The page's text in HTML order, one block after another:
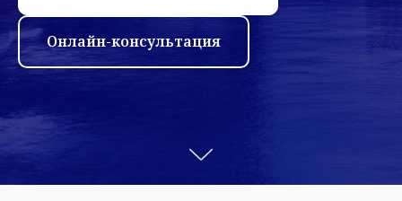
Онлайн-консультация